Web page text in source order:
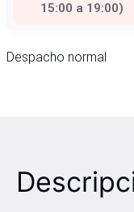
15:00 a 19:00)
Despacho normal